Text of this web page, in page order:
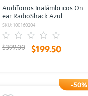
Audífonos Inalámbricos On
ear RadioShack Azul
SKU: 100160204
$399.00 $199.50
-50%